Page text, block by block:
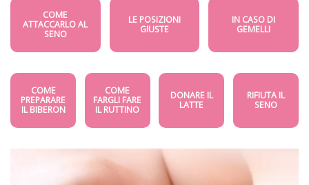
COME
ATTACCARLO AL
SENO
LE POSIZIONI
GIUSTE
IN CASO DI
GEMELLI
COME
PREPARARE
IL BIBERON
COME
FARGLI FARE
IL RUTTINO
DONARE IL
LATTE
RIFIUTA IL
SENO